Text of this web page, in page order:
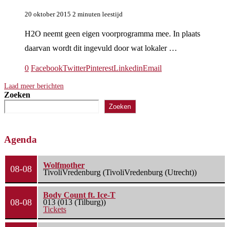
20 oktober 2015 2 minuten leestijd
H2O neemt geen eigen voorprogramma mee. In plaats
daarvan wordt dit ingevuld door wat lokaler …
0 FacebookTwitterPinterestLinkedinEmail
Laad meer berichten
Zoeken
Zoeken
Agenda
08-08
Wolfmother
TivoliVredenburg (TivoliVredenburg (Utrecht))
08-08
Body Count ft. Ice-T
013 (013 (Tilburg))
Tickets